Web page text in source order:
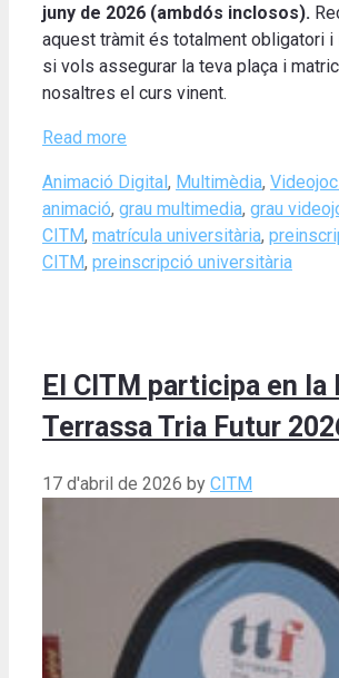
juny de 2026 (ambdós inclosos).
aquest tràmit és totalment obligatori
si vols assegurar la teva plaça i
nosaltres el curs vinent.
Read more
Categories
Animació Digital, Multimèdia,
animació, grau multimedia, grau
CITM, matrícula universitària,
CITM, preinscripció universitària
El CITM participa en la
Terrassa Tria Futur
17 d'abril de 2026 by CITM